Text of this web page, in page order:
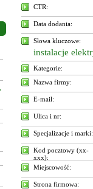
CTR:
Data dodania:
Słowa kluczowe:
instalacje
Kategorie:
Nazwa firmy:
E-mail:
Ulica i nr:
Specjalizacje i marki:
Kod pocztowy (xx-
xxx):
Miejscowość:
Strona firmowa: